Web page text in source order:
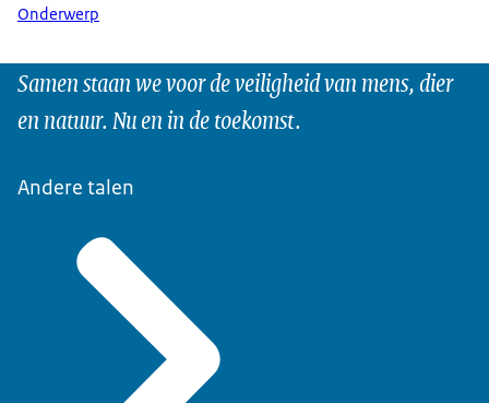
Onderwerp
Samen staan we voor de veiligheid van mens, dier
en natuur. Nu en in de toekomst.
Andere talen